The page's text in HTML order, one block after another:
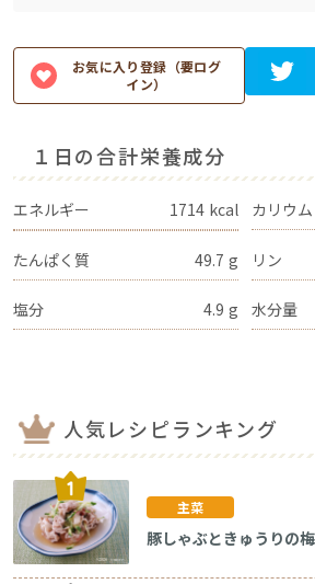
お気に入り登録（要ログ
イン）
１日の合計栄養成分
エネルギー 1714 kcal カリウム
たんぱく質 49.7 g リン
塩分 4.9 g 水分量
人気レシピランキング
主菜
豚しゃぶときゅうりの